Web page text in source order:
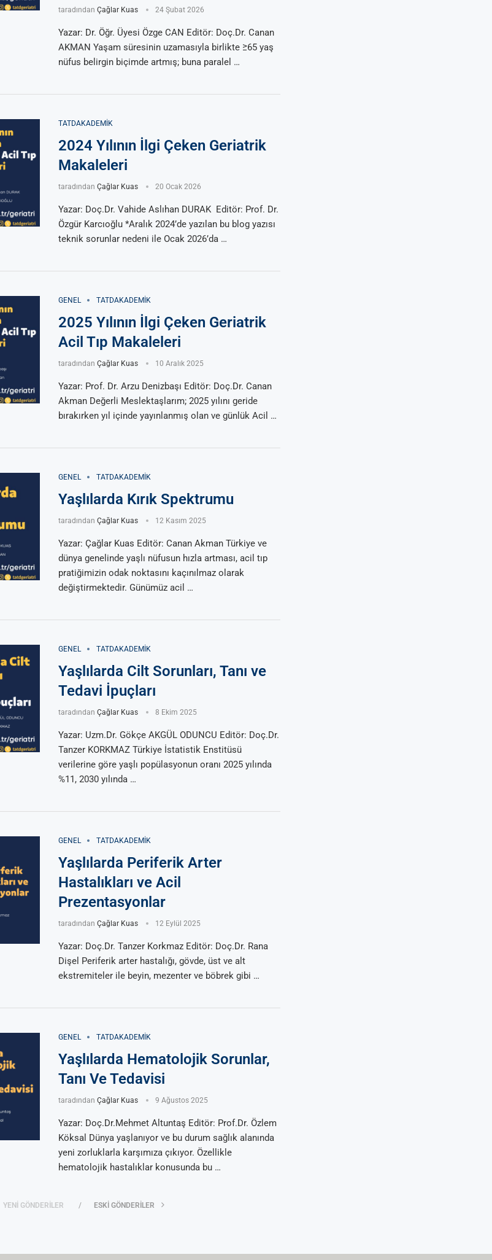
taradından Çağlar Kuas 24 Şubat 2026
Yazar: Dr. Öğr. Üyesi Özge CAN Editör: Doç.Dr. Canan
AKMAN Yaşam süresinin uzamasıyla birlikte ≥65 yaş
nüfus belirgin biçimde artmış; buna paralel …
TATDAKADEMIK
2024 Yılının İlgi Çeken Geriatrik
Makaleleri
taradından Çağlar Kuas 20 Ocak 2026
Yazar: Doç.Dr. Vahide Aslıhan DURAK Editör: Prof. Dr.
Özgür Karcıoğlu *Aralık 2024’de yazılan bu blog yazısı
teknik sorunlar nedeni ile Ocak 2026’da …
GENEL TATDAKADEMIK
2025 Yılının İlgi Çeken Geriatrik
Acil Tıp Makaleleri
taradından Çağlar Kuas 10 Aralık 2025
Yazar: Prof. Dr. Arzu Denizbaşı Editör: Doç.Dr. Canan
Akman Değerli Meslektaşlarım; 2025 yılını geride
bırakırken yıl içinde yayınlanmış olan ve günlük Acil …
GENEL TATDAKADEMIK
Yaşlılarda Kırık Spektrumu
taradından Çağlar Kuas 12 Kasım 2025
Yazar: Çağlar Kuas Editör: Canan Akman Türkiye ve
dünya genelinde yaşlı nüfusun hızla artması, acil tıp
pratiğimizin odak noktasını kaçınılmaz olarak
değiştirmektedir. Günümüz acil …
GENEL TATDAKADEMIK
Yaşlılarda Cilt Sorunları, Tanı ve
Tedavi İpuçları
taradından Çağlar Kuas 8 Ekim 2025
Yazar: Uzm.Dr. Gökçe AKGÜL ODUNCU Editör: Doç.Dr.
Tanzer KORKMAZ Türkiye İstatistik Enstitüsü
verilerine göre yaşlı popülasyonun oranı 2025 yılında
%11, 2030 yılında …
GENEL TATDAKADEMIK
Yaşlılarda Periferik Arter
Hastalıkları ve Acil
Prezentasyonlar
taradından Çağlar Kuas 12 Eylül 2025
Yazar: Doç.Dr. Tanzer Korkmaz Editör: Doç.Dr. Rana
Dişel Periferik arter hastalığı, gövde, üst ve alt
ekstremiteler ile beyin, mezenter ve böbrek gibi …
GENEL TATDAKADEMIK
Yaşlılarda Hematolojik Sorunlar,
Tanı Ve Tedavisi
taradından Çağlar Kuas 9 Ağustos 2025
Yazar: Doç.Dr.Mehmet Altuntaş Editör: Prof.Dr. Özlem
Köksal Dünya yaşlanıyor ve bu durum sağlık alanında
yeni zorluklarla karşımıza çıkıyor. Özellikle
hematolojik hastalıklar konusunda bu …
YENI GÖNDERILER ESKI GÖNDERILER